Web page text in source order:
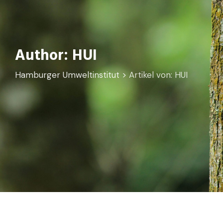
Author: HUI
Hamburger Umweltinstitut > Artikel von: HUI